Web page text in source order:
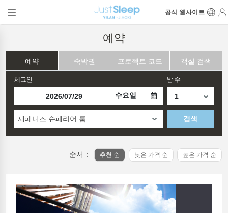
공식 웹사이트
예약
예약 숙박권 프로젝트 코드 객실 검색
체그인
수요일
밤 수
재패니즈 슈페리어 룸 검색
순서： 추천 순 낮은 가격 순 높은 가격 순